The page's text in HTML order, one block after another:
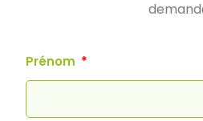
Prénom